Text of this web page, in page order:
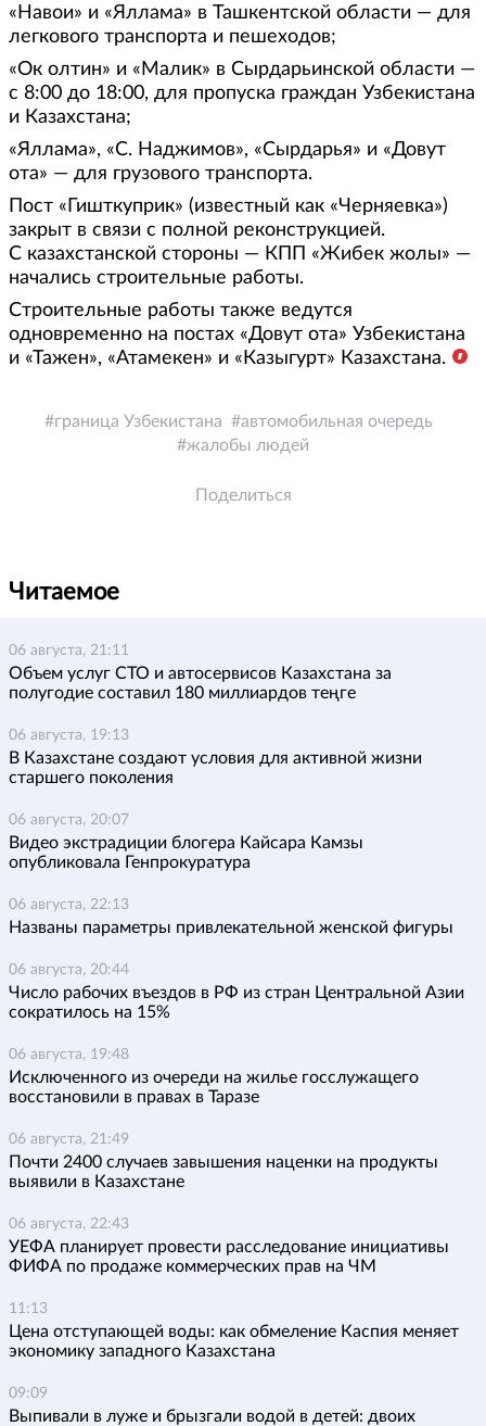
«Навои» и «Яллама» в Ташкентской области — для
легкового транспорта и пешеходов;
«Ок олтин» и «Малик» в Сырдарьинской области —
с 8:00 до 18:00, для пропуска граждан Узбекистана
и Казахстана;
«Яллама», «С. Наджимов», «Сырдарья» и «Довут
ота» — для грузового транспорта.
Пост «Гишткуприк» (известный как «Черняевка»)
закрыт в связи с полной реконструкцией.
С казахстанской стороны — КПП «Жибек жолы» —
начались строительные работы.
Строительные работы также ведутся
одновременно на постах «Довут ота» Узбекистана
и «Тажен», «Атамекен» и «Казыгурт» Казахстана.
граница Узбекистана
автомобильная очередь
жалобы людей
Поделиться
Читаемое
06 августа, 21:11
Объем услуг СТО и автосервисов Казахстана за
полугодие составил 180 миллиардов теңге
06 августа, 19:13
В Казахстане создают условия для активной жизни
старшего поколения
06 августа, 20:07
Видео экстрадиции блогера Кайсара Камзы
опубликовала Генпрокуратура
06 августа, 22:13
Названы параметры привлекательной женской фигуры
06 августа, 20:44
Число рабочих въездов в РФ из стран Центральной Азии
сократилось на 15%
06 августа, 19:48
Исключенного из очереди на жилье госслужащего
восстановили в правах в Таразе
06 августа, 21:49
Почти 2400 случаев завышения наценки на продукты
выявили в Казахстане
06 августа, 22:43
УЕФА планирует провести расследование инициативы
ФИФА по продаже коммерческих прав на ЧМ
11:13
Цена отступающей воды: как обмеление Каспия меняет
экономику западного Казахстана
09:09
Выпивали в луже и брызгали водой в детей: двоих